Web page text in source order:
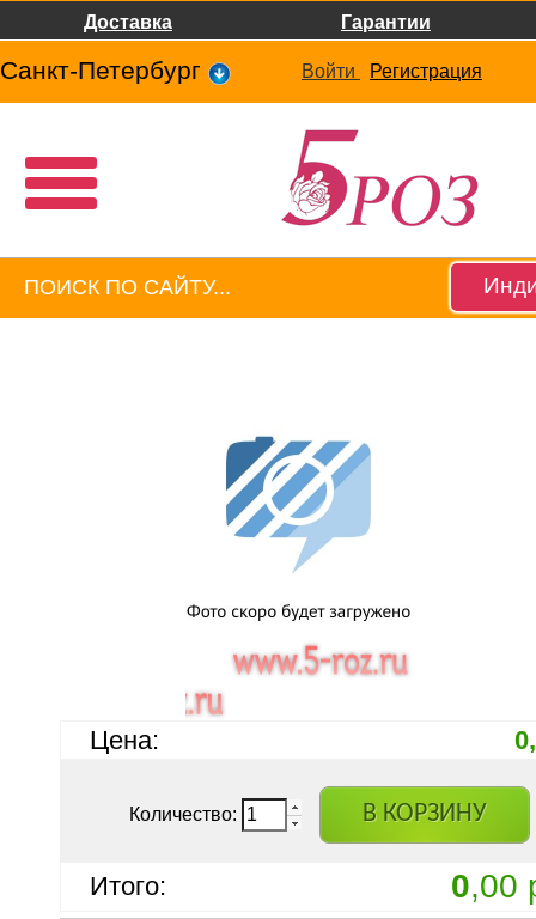
Доставка Гарантии
Санкт-Петербург Войти Регистрация
Цена:
Количество: В КОРЗИНУ
Итого: 0,00